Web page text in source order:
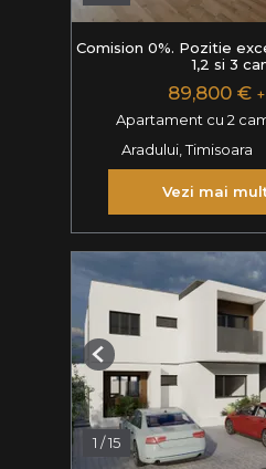
Comision 0%. Pozitie
1,2 si 3
89,800 €
Apartament cu 2
Aradului, Timisoara
Vezi mai
1 /15
Previous